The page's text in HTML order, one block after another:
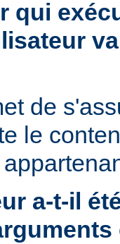
qui
de
le
a-t-il